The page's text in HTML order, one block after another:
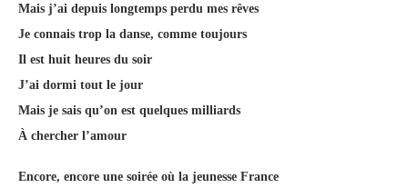
Mais j’ai depuis longtemps perdu mes rêves
Je connais trop la danse, comme toujours
Il est huit heures du soir
J’ai dormi tout le jour
Mais je sais qu’on est quelques milliards
À chercher l’amour
Encore, encore une soirée où la jeunesse France